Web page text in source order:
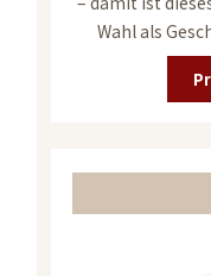
Wahl als